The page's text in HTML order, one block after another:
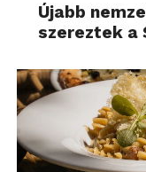
Újabb
szereztek a